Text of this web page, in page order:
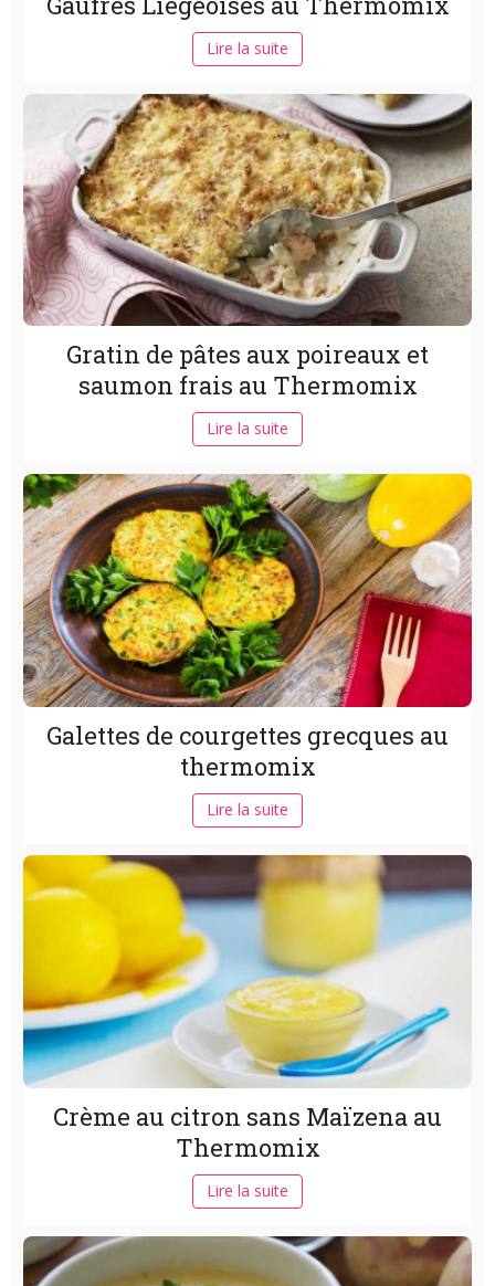
Lire la suite
Gratin de pâtes aux poireaux et
saumon frais au Thermomix
Lire la suite
Galettes de courgettes grecques au
thermomix
Lire la suite
Crème au citron sans Maïzena au
Thermomix
Lire la suite